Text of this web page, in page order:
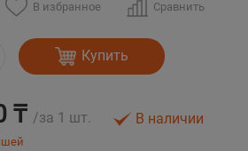
В избранное Сравнить
Купить
₸ /за 1 шт. В наличии